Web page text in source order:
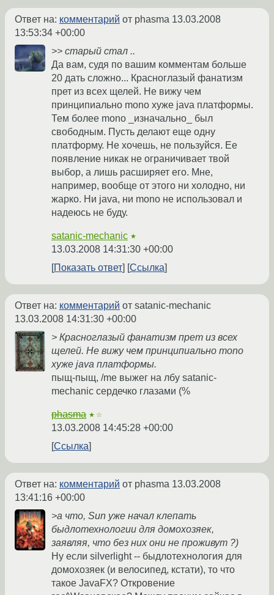
Ответ на: комментарий от phasma 13.03.2008
13:53:34 +00:00
>> старый стал ..
Да вам, судя по вашим комментам больше
20 дать сложно... Красноглазый фанатизм
прет из всех щелей. Не вижу чем
принципиально mono хуже java платформы.
Тем более mono _изначально_ был
свободным. Пусть делают еще одну
платформу. Не хочешь, не пользуйся. Ее
появление никак не ограничивает твой
выбор, а лишь расширяет его. Мне,
например, вообще от этого ни холодно, ни
жарко. Ни java, ни mono не использовал и
надеюсь не буду.
satanic-mechanic ★
13.03.2008 14:31:30 +00:00
Показать ответ
Ссылка
Ответ на: комментарий от satanic-mechanic
13.03.2008 14:31:30 +00:00
> Красноглазый фанатизм прет из всех
щелей. Не вижу чем принципиально mono
хуже java платформы.
пыщ-пыщ, /me выжег на лбу satanic-
mechanic сердечко глазами (%
phasma ★☆
13.03.2008 14:45:28 +00:00
Ссылка
Ответ на: комментарий от phasma 13.03.2008
13:41:16 +00:00
>а что, Sun уже начал клепать
быдлотехнологии для домохозяек,
заявляя, что без них они не проживут ?)
Ну если silverlight -- быдлотехнология для
домохозяек (и велосипед, кстати), то что
такое JavaFX? Откровение